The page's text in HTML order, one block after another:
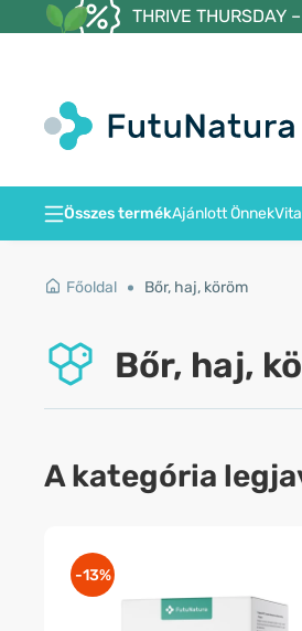
THRIVE
Összes termékAjánlott Önnek
Főoldal Bőr, haj, köröm
Bőr, haj,
A kategória
-13%